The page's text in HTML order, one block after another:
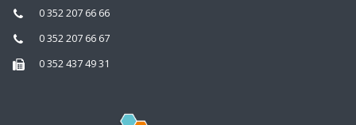
0 352 207 66 66
0 352 207 66 67
0 352 437 49 31